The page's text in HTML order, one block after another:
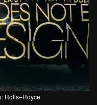
Rolls–Royce